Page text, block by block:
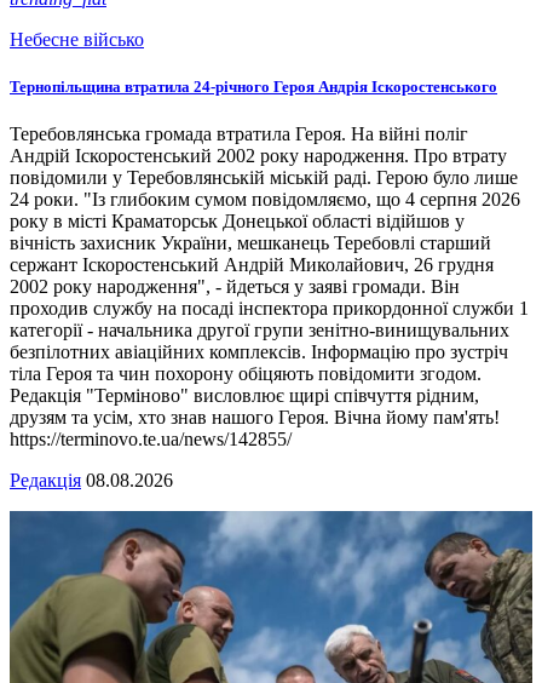
Небесне військо
Тернопільщина втратила 24-річного Героя Андрія Іскоростенського
Теребовлянська громада втратила Героя. На війні поліг
Андрій Іскоростенський 2002 року народження. Про втрату
повідомили у Теребовлянській міській раді. Герою було лише
24 роки. "Із глибоким сумом повідомляємо, що 4 серпня 2026
року в місті Краматорськ Донецької області відійшов у
вічність захисник України, мешканець Теребовлі старший
сержант Іскоростенський Андрій Миколайович, 26 грудня
2002 року народження", - йдеться у заяві громади. Він
проходив службу на посаді інспектора прикордонної служби 1
категорії - начальника другої групи зенітно-винищувальних
безпілотних авіаційних комплексів. Інформацію про зустріч
тіла Героя та чин похорону обіцяють повідомити згодом.
Редакція "Терміново" висловлює щирі співчуття рідним,
друзям та усім, хто знав нашого Героя. Вічна йому пам'ять!
https://terminovo.te.ua/news/142855/
Редакція 08.08.2026